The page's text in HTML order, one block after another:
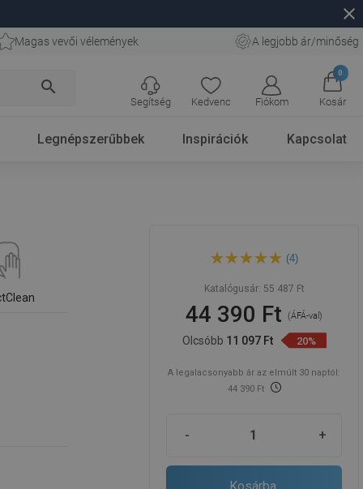
close
Magas vevői vélemények A legjobb ár/minőség
search
Kedvenc Fiókom
0
Kosár
Segítség
Legnépszerűbbek Inspirációk Kapcsolat
Mexen Iris Ablakszék 50 x 38
cm, fekete matt - 21995085
(4)
Katalógusár: 55 487 Ft
44 390 Ft(ÁFÁ-val)
Olcsóbb 11 097 Ft 20%
A legalacsonyabb ár az elmúlt 30 naptól:
44 390 Ft
- +